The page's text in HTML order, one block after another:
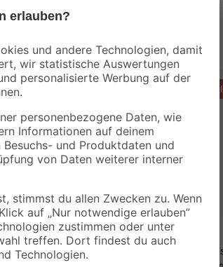
Handwerksservice
Pflege-Set für Pools